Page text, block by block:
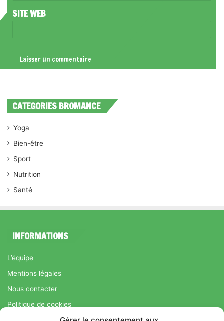
SITE WEB
CATEGORIES BROMANCE
Yoga
Bien-être
Sport
Nutrition
Santé
INFORMATIONS
L’équipe
Mentions légales
Nous contacter
Politique de cookies